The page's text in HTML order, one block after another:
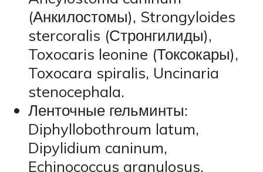
(Анкилостомы), Strongyloides
stercoralis (Стронгилиды),
Toxocaris leonine (Токсокары),
Toxocara spiralis, Uncinaria
stenocephala.
Ленточные гельминты:
Diphyllobothroum latum,
Dipylidium caninum,
Echinococcus granulosus,